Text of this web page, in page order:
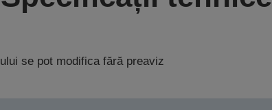
se pot modifica fără preaviz